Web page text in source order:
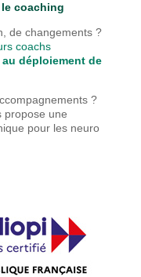
coaching
de changements ?
coachs
déploiement de
?
propose une
pour les neuro